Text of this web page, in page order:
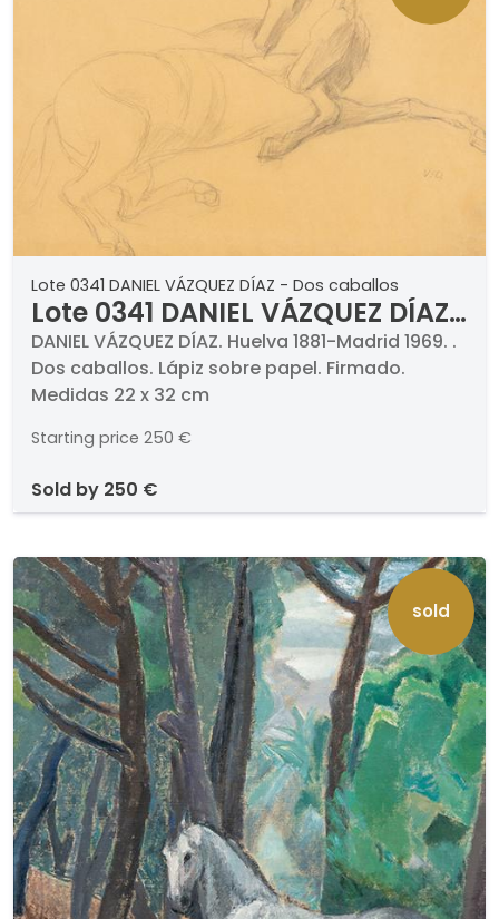
Lote 0341 DANIEL VÁZQUEZ DÍAZ - Dos caballos
Lote 0341 DANIEL VÁZQUEZ DÍAZ
- Dos caballos
DANIEL VÁZQUEZ DÍAZ. Huelva 1881-Madrid 1969. .
Dos caballos. Lápiz sobre papel. Firmado.
Medidas 22 x 32 cm
Starting price 250 €
sold by 250 €
sold